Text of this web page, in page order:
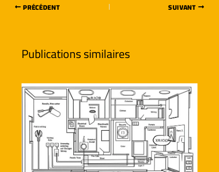
PRÉCÉDENT SUIVANT
Publications similaires